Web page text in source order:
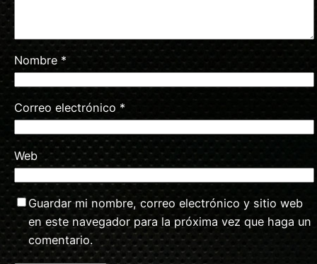
Nombre *
Correo electrónico *
Web
Guardar mi nombre, correo electrónico y sitio web
en este navegador para la próxima vez que haga un
comentario.